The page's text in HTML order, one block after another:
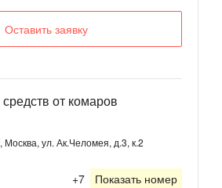
Оставить заявку
от комаров
Москва, ул. Ак.Челомея, д.3, к.2
+7 Показать номер